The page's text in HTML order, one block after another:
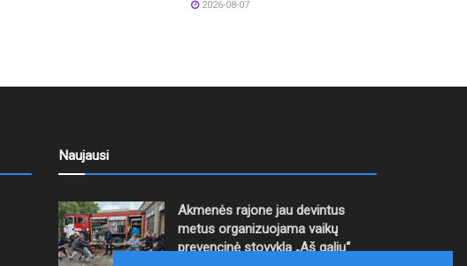
2026-08-07
Naujausi
Akmenės rajone jau devintus
metus organizuojama vaikų
prevencinė stovykla „Aš galiu“